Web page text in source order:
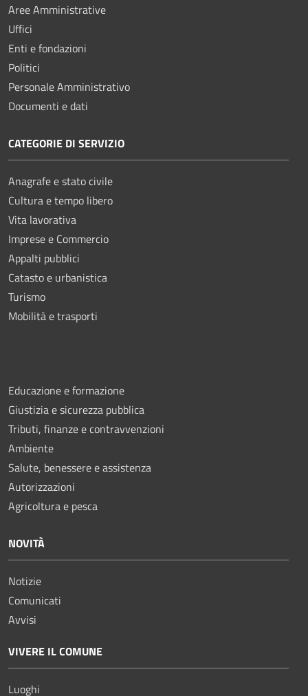
Aree Amministrative
Uffici
Enti e fondazioni
Politici
Personale Amministrativo
Documenti e dati
CATEGORIE DI SERVIZIO
Anagrafe e stato civile
Cultura e tempo libero
Vita lavorativa
Imprese e Commercio
Appalti pubblici
Catasto e urbanistica
Turismo
Mobilità e trasporti
Educazione e formazione
Giustizia e sicurezza pubblica
Tributi, finanze e contravvenzioni
Ambiente
Salute, benessere e assistenza
Autorizzazioni
Agricoltura e pesca
NOVITÀ
Notizie
Comunicati
Avvisi
VIVERE IL COMUNE
Luoghi